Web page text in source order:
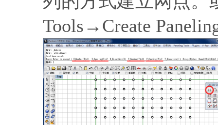
Tools→Create